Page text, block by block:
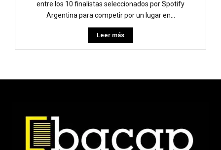
entre los 10 finalistas seleccionados por Spotify
Argentina para competir por un lugar en...
Leer más